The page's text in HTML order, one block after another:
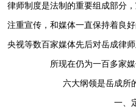
律师制度是法制的重要组成部分
注重宣传，和媒体一直保持着良
央视等数百家媒体先后对岳成律
所现在仍为一百多家
六大纲领是岳成所的
一、